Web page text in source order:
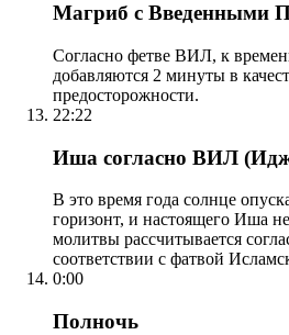
Магриб с Введенными
Согласно фетве ВИЛ, к
добавляются 2 минуты в
предосторожности.
22:22
Иша согласно ВИЛ
В это время года солнце
горизонт, и настоящего Иша
молитвы рассчитывается
соответствии с фатвой
0:00
Полночь